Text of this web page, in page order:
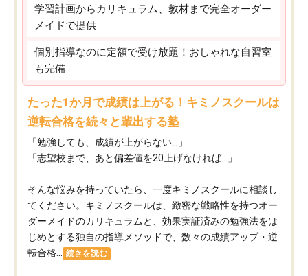
学習計画からカリキュラム、教材まで完全オーダー
メイドで提供
個別指導なのに定額で受け放題！おしゃれな自習室
も完備
たった1か月で成績は上がる！キミノスクールは
逆転合格を続々と輩出する塾
「勉強しても、成績が上がらない…」
「志望校まで、あと偏差値を20上げなければ…」
そんな悩みを持っていたら、一度キミノスクールに相談し
てください。キミノスクールは、緻密な戦略性を持つオー
ダーメイドのカリキュラムと、効果実証済みの勉強法をは
じめとする独自の指導メソッドで、数々の成績アップ・逆
転合格...
続きを読む